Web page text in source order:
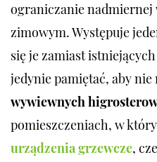
ograniczanie
zimowym. Występuje
się je zamiast
jedynie pamiętać, aby
wywiewnych
pomieszczeniach, w
urządzenia grzewcze,